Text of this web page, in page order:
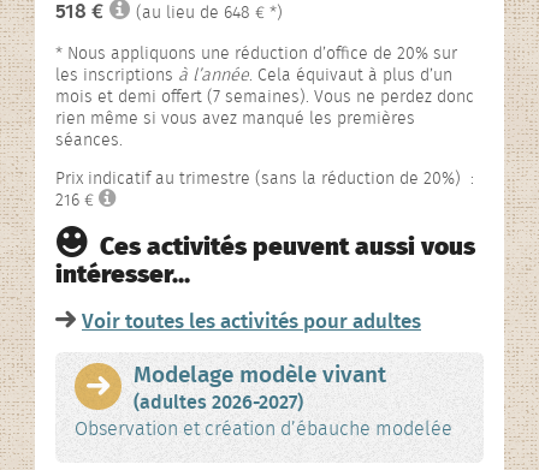
518 €
(au lieu de 648 € *)
* Nous appliquons une réduction d’office de 20% sur
les inscriptions à l’année . Cela équivaut à plus d’un
mois et demi offert (7 semaines). Vous ne perdez donc
rien même si vous avez manqué les premières
séances.
Prix indicatif au trimestre (sans la réduction de 20%) :
216 €
Ces activités peuvent aussi vous
intéresser…
Voir toutes les activités pour adultes
Modelage modèle vivant
(adultes 2026-2027)
Observation et création d’ébauche modelée